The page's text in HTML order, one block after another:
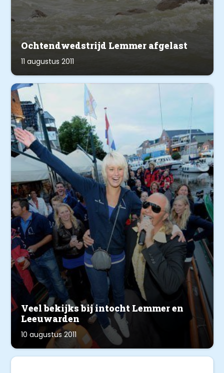
Ochtendwedstrijd Lemmer afgelast
11 augustus 2011
Veel bekijks bij intocht Lemmer en
Leeuwarden
10 augustus 2011